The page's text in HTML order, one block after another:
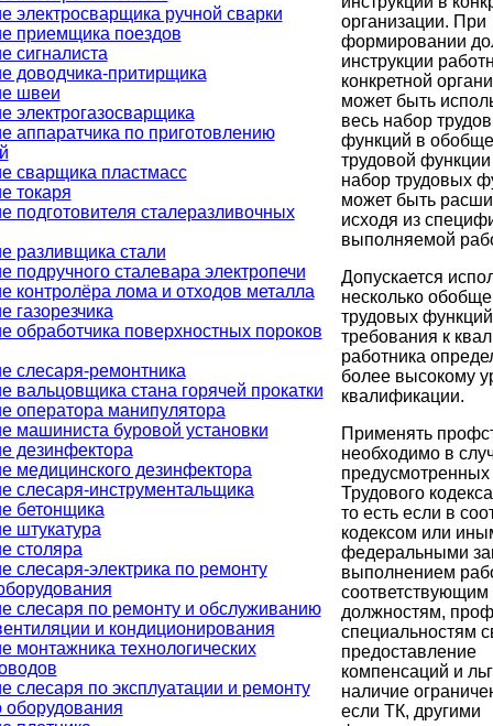
электросварщика ручной сварки
приемщика поездов
сигналиста
доводчика-притирщика
швеи
электрогазосварщика
аппаратчика по приготовлению
сварщика пластмасс
токаря
подготовителя сталеразливочных
разливщика стали
подручного сталевара электропечи
контролёра лома и отходов металла
газорезчика
обработчика поверхностных пороков
слесаря-ремонтника
вальцовщика стана горячей прокатки
оператора манипулятора
машиниста буровой установки
дезинфектора
медицинского дезинфектора
слесаря-инструментальщика
бетонщика
штукатура
столяра
слесаря-электрика по ремонту
слесаря по ремонту и обслуживанию
и кондиционирования
монтажника технологических
слесаря по эксплуатации и ремонту
оборудования
организации. При
формировании
инструкции
конкретной
может быть
весь набор
функций в
трудовой
набор трудовых
может быть
исходя из
выполняемой
Допускается
несколько
трудовых
требования к
работника
более высокому
квалификации.
Применять
необходимо в
предусмотренных
Трудового
то есть если в
кодексом или
федеральными
выполнением
соответствующим
должностям,
специальностям
предоставление
компенсаций и
наличие
если ТК, другими